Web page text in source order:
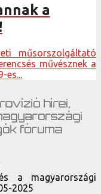
a
műsorszolgáltató
művésznek a
a magyarországi
2025